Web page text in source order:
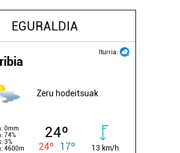
EGURALDIA
Iturria:
Zeru hodeitsuak
0mm
74%
3%
4600m
24º
24º 17º 13 km/h